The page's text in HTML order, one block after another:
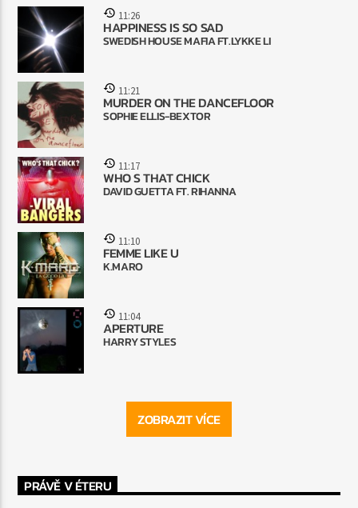
11:26
HAPPINESS IS SO SAD
SWEDISH HOUSE MAFIA FT.LYKKE LI
11:21
MURDER ON THE DANCEFLOOR
SOPHIE ELLIS-BEXTOR
11:17
WHO S THAT CHICK
DAVID GUETTA FT. RIHANNA
11:10
FEMME LIKE U
K.MARO
11:04
APERTURE
HARRY STYLES
ZOBRAZIT VÍCE
PRÁVĚ V ÉTERU